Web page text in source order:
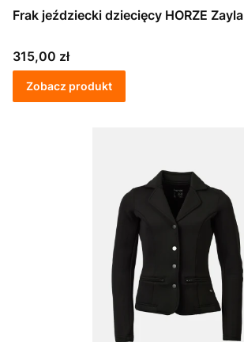
Frak jeździecki dziecięcy HORZE Zayla
Cena
315,00 zł
Zobacz produkt